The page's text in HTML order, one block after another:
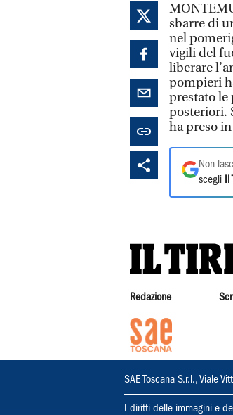
sbarre di
nel
vigili del
liberare
pompieri
prestato le
posteriori.
ha preso
Non
scegli
Redazione
SAE Toscana S.r.l., Viale
I diritti delle immagini e